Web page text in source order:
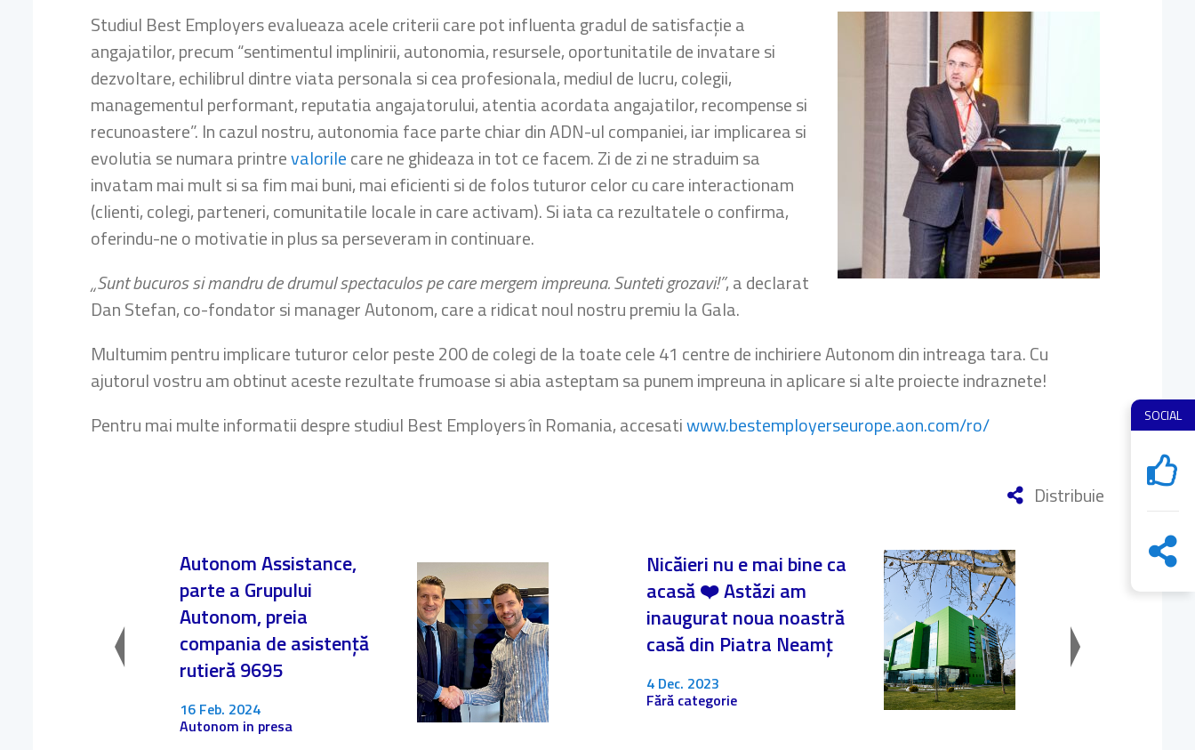
SOCIAL
Studiul Best Employers evalueaza acele criterii care pot influenta gradul de satisfacție a
angajatilor, precum “sentimentul implinirii, autonomia, resursele, oportunitatile de invatare si
dezvoltare, echilibrul dintre viata personala si cea profesionala, mediul de lucru, colegii,
managementul performant, reputatia angajatorului, atentia acordata angajatilor, recompense si
recunoastere”. In cazul nostru, autonomia face parte chiar din ADN-ul companiei, iar implicarea si
evolutia se numara printrevalorilecare ne ghideaza in tot ce facem. Zi de zi ne straduim sa
invatam mai mult si sa fim mai buni, mai eficienti si de folos tuturor celor cu care interactionam
(clienti, colegi, parteneri, comunitatile locale in care activam). Si iata ca rezultatele o confirma,
oferindu-ne o motivatie in plus sa perseveram in continuare.
„Sunt bucuros si mandru de drumul spectaculos pe care mergem impreuna. Sunteti grozavi!”, a declarat
Dan Stefan, co-fondator si manager Autonom, care a ridicat noul nostru premiu la Gala.
Multumim pentru implicare tuturor celor peste 200 de colegi de la toate cele 41 centre de inchiriere Autonom din intreaga tara. Cu
ajutorul vostru am obtinut aceste rezultate frumoase si abia asteptam sa punem impreuna in aplicare si alte proiecte indraznete!
Pentru mai multe informatii despre studiul Best Employers în Romania, accesatiwww.bestemployerseurope.aon.com/ro/
Distribuie
Autonom Assistance,
parte a Grupului
Autonom, preia
compania de asistență
rutieră 9695
16 Feb. 2024
Autonom in presa
Nicăieri nu e mai bine ca
acasă ❤️ Astăzi am
inaugurat noua noastră
casă din Piatra Neamț
4 Dec. 2023
Fără categorie